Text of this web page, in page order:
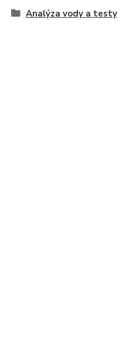
Analýza vody a testy